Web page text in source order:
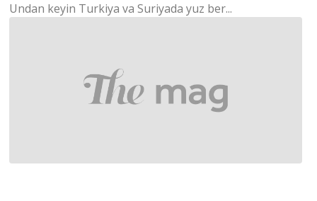
Undan keyin Turkiya va Suriyada yuz ber...